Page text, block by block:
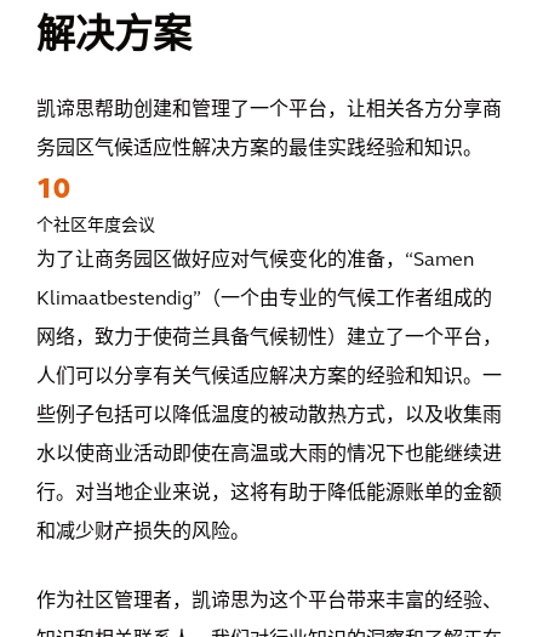
解决方案
凯谛思帮助创建和管理了一个平台，让相关各方分享商
务园区气候适应性解决方案的最佳实践经验和知识。
10
个社区年度会议
为了让商务园区做好应对气候变化的准备，“Samen
Klimaatbestendig”（一个由专业的气候工作者组成的
网络，致力于使荷兰具备气候韧性）建立了一个平台，
人们可以分享有关气候适应解决方案的经验和知识。一
些例子包括可以降低温度的被动散热方式，以及收集雨
水以使商业活动即使在高温或大雨的情况下也能继续进
行。对当地企业来说，这将有助于降低能源账单的金额
和减少财产损失的风险。
作为社区管理者，凯谛思为这个平台带来丰富的经验、